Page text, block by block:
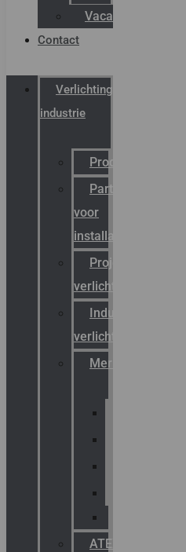
Vacatures
Contact
Verlichting
industrie
Productcatalogus
Partner
voor
installateurs
Projectreferenties
verlichting
Industriële
verlichting
Merken
ATEX